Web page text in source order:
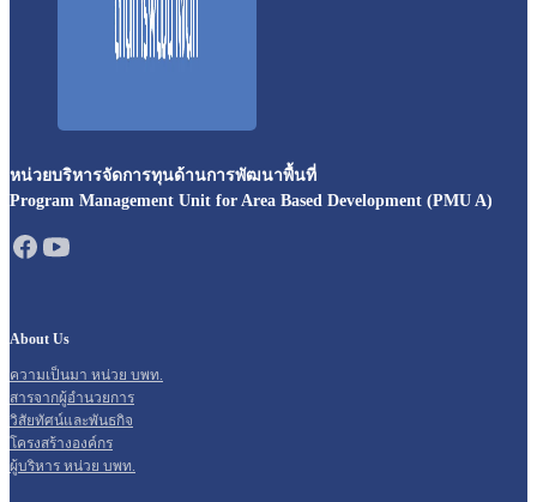
หน่วยบริหารจัดการทุนด้านการพัฒนาพื้นที่
Program Management Unit for Area Based Development (PMU A)
About Us
ความเป็นมา หน่วย บพท.
สารจากผู้อำนวยการ
วิสัยทัศน์และพันธกิจ
โครงสร้างองค์กร
ผู้บริหาร หน่วย บพท.